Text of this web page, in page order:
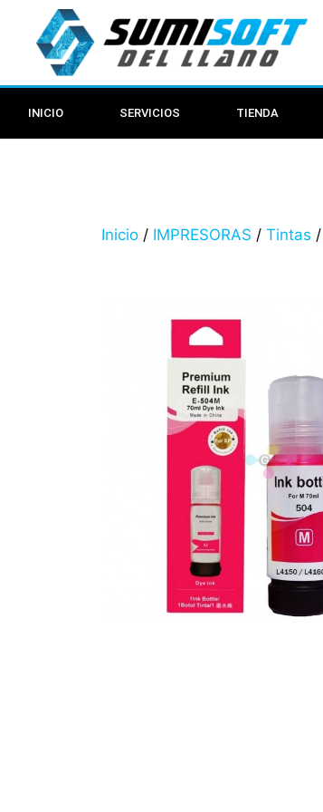
INICIO SERVICIOS TIENDA
Inicio / IMPRESORAS / Tintas /